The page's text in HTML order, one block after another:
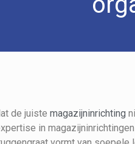
de juiste magazijninrichting
in